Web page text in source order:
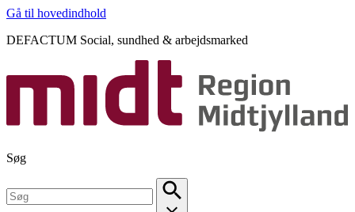
Gå til hovedindhold
DEFACTUM Social, sundhed & arbejdsmarked
Søg